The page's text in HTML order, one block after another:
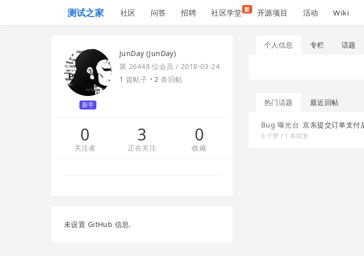
测试之家 社区 问答 招聘 社区学堂 新 开源项目 活动 Wiki
新手
JunDay (JunDay)
第 26448 位会员 / 2018-03-24
1 篇帖子 •2 条回帖
0
关注者
3
正在关注
0
收藏
未设置 GitHub 信息.
个人信息 专栏 话题
热门话题 最近回帖
Bug 曝光台 京东提交订单支付
0 个赞 / 1 条回复